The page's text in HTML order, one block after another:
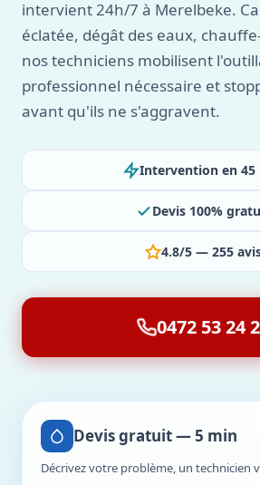
intervient 24h/7 à Merelbeke.
éclatée, dégât des eaux,
nos techniciens mobilisent
professionnel nécessaire et
avant qu'ils ne s'aggravent.
Intervention en 45
Devis 100%
4.8/5 — 255
0472 53 24
Devis gratuit — 5 min
Décrivez votre problème, un technicien